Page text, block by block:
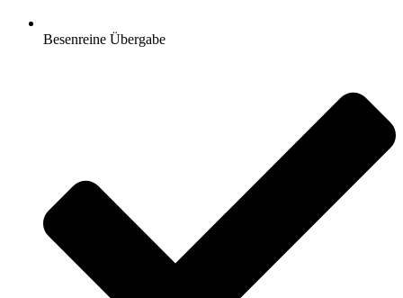
Besenreine Übergabe